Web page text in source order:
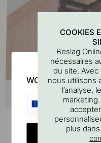
COOKIES
Beslag
nécessaires
du site.
nous utilisons
l’analyse,
plus
WOULD YOU